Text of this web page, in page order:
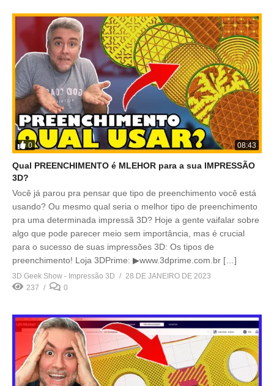
0 08:43
Qual PREENCHIMENTO é MLEHOR para a sua IMPRESSÃO
3D?
Você já parou pra pensar que tipo de preenchimento você está
usando? Ou mesmo qual seria o melhor tipo de preenchimento
pra uma determinada impressã 3D? Hoje a gente vaifalar sobre
algo que pode parecer meio sem importância, mas é crucial
para o sucesso de suas impressões 3D: Os tipos de
preenchimento! Loja 3DPrime: ▶www.3dprime.com.br […]
3D Geek Show - Impressão 3D
28 DE JANEIRO DE 2023
237
0